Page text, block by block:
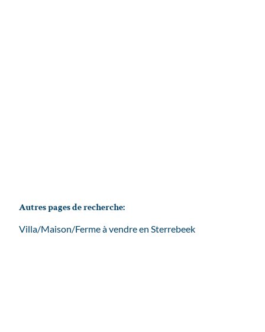
Autres pages de recherche:
Villa/Maison/Ferme à vendre en Sterrebeek